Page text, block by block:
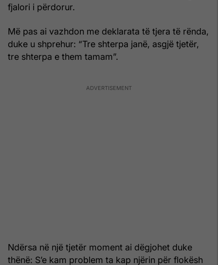
fjalori i përdorur.
Më pas ai vazhdon me deklarata të tjera të rënda,
duke u shprehur: “Tre shterpa janë, asgjë tjetër,
tre shterpa e them tamam”.
Ndërsa në një tjetër moment ai dëgjohet duke
thënë: S’e kam problem ta kap njërin për flokësh